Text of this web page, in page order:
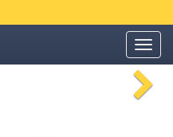
Menü